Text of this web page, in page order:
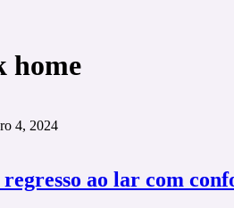
home
4, 2024
ao lar com